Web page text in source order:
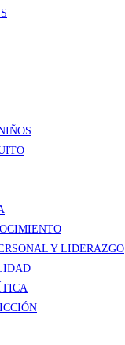
Y LIDERAZGO